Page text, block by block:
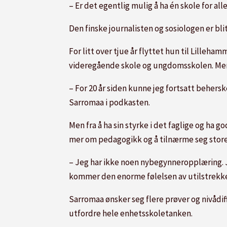
– Er det egentlig mulig å ha én skole for
Den finske journalisten og sosiologen er
For litt over tjue år flyttet hun til
videregående skole og ungdomsskolen.
– For 20 år siden kunne jeg fortsatt
Sarromaa i podkasten.
Men fra å ha sin styrke i det faglige og
mer om pedagogikk og å tilnærme seg
– Jeg har ikke noen
kommer den enorme følelsen av
Sarromaa ønsker seg flere prøver og
utfordre hele enhetsskoletanken.